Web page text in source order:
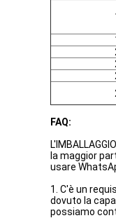
FAQ:
la maggior
usare
1. C'è un
dovuto la
possiamo